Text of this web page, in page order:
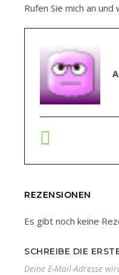
Rufen Sie mich an
REZENSIONEN
Es gibt noch keine
SCHREIBE DIE
Deine E-Mail-Adresse